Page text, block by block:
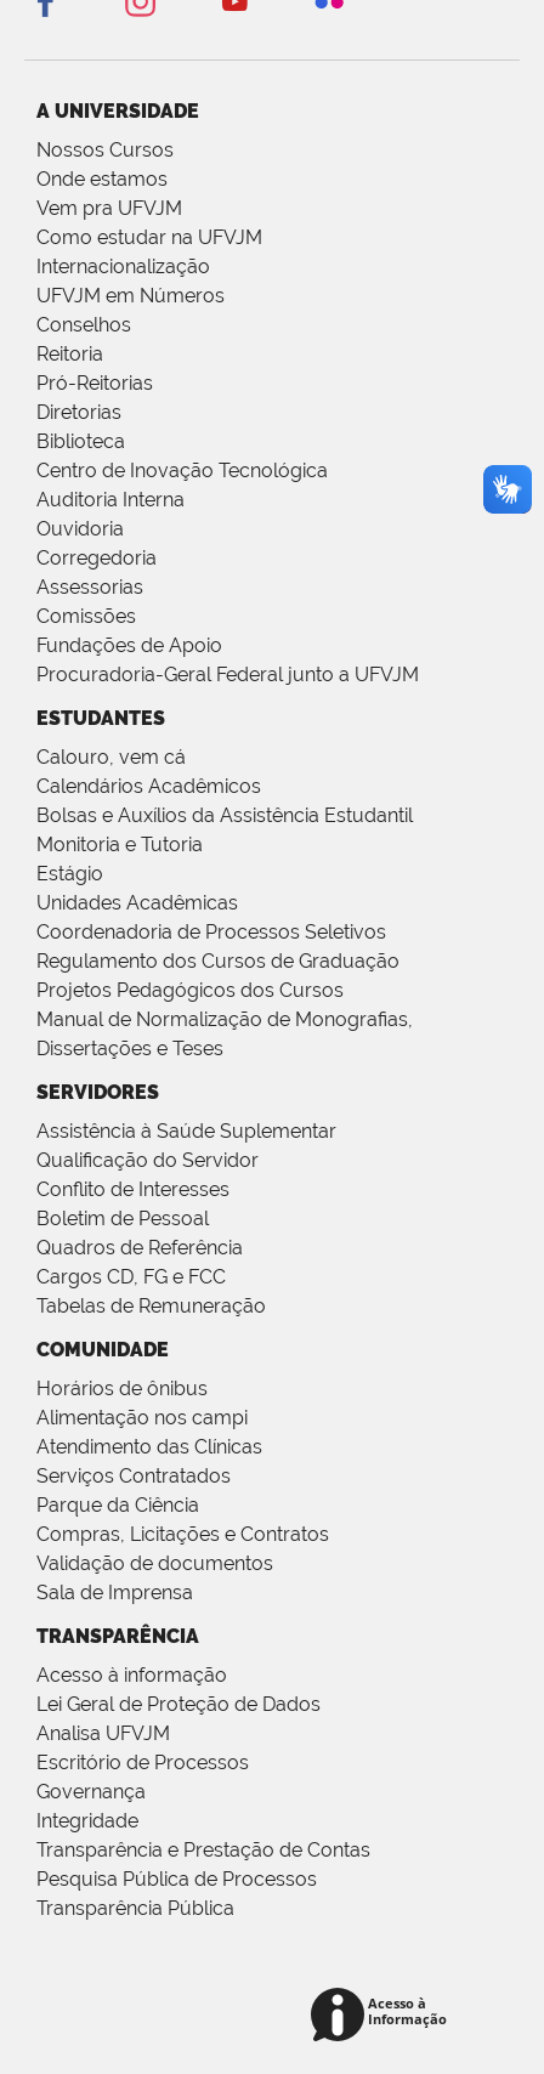
A UNIVERSIDADE
Nossos Cursos
Onde estamos
Vem pra UFVJM
Como estudar na UFVJM
Internacionalização
UFVJM em Números
Conselhos
Reitoria
Pró-Reitorias
Diretorias
Biblioteca
Centro de Inovação Tecnológica
Auditoria Interna
Ouvidoria
Corregedoria
Assessorias
Comissões
Fundações de Apoio
Procuradoria-Geral Federal junto a UFVJM
ESTUDANTES
Calouro, vem cá
Calendários Acadêmicos
Bolsas e Auxílios da Assistência Estudantil
Monitoria e Tutoria
Estágio
Unidades Acadêmicas
Coordenadoria de Processos Seletivos
Regulamento dos Cursos de Graduação
Projetos Pedagógicos dos Cursos
Manual de Normalização de Monografias,
Dissertações e Teses
SERVIDORES
Assistência à Saúde Suplementar
Qualificação do Servidor
Conflito de Interesses
Boletim de Pessoal
Quadros de Referência
Cargos CD, FG e FCC
Tabelas de Remuneração
COMUNIDADE
Horários de ônibus
Alimentação nos campi
Atendimento das Clínicas
Serviços Contratados
Parque da Ciência
Compras, Licitações e Contratos
Validação de documentos
Sala de Imprensa
TRANSPARÊNCIA
Acesso à informação
Lei Geral de Proteção de Dados
Analisa UFVJM
Escritório de Processos
Governança
Integridade
Transparência e Prestação de Contas
Pesquisa Pública de Processos
Transparência Pública